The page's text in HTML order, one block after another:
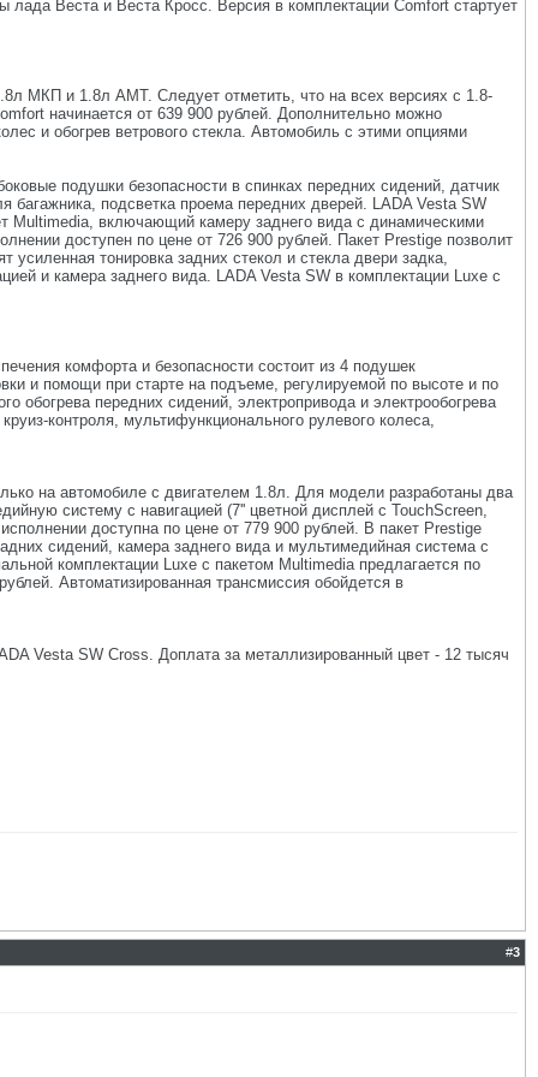
Веста и Веста Кросс. Версия в комплектации Comfort стартует
МКП и 1.8л АМТ. Следует отметить, что на всех версиях с 1.8-
начинается от 639 900 рублей. Дополнительно можно
и обогрев ветрового стекла. Автомобиль с этими опциями
подушки безопасности в спинках передних сидений, датчик
багажника, подсветка проема передних дверей. LADA Vesta SW
Multimedia, включающий камеру заднего вида с динамическими
доступен по цене от 726 900 рублей. Пакет Prestige позволит
тонировка задних стекол и стекла двери задка,
и камера заднего вида. LADA Vesta SW в комплектации Luxe с
комфорта и безопасности состоит из 4 подушек
и помощи при старте на подъеме, регулируемой по высоте и по
обогрева передних сидений, электропривода и электрообогрева
контроля, мультифункционального рулевого колеса,
на автомобиле с двигателем 1.8л. Для модели разработаны два
систему с навигацией (7'' цветной дисплей с TouchScreen,
доступна по цене от 779 900 рублей. В пакет Prestige
сидений, камера заднего вида и мультимедийная система с
комплектации Luxe с пакетом Multimedia предлагается по
Автоматизированная трансмиссия обойдется в
Vesta SW Cross. Доплата за металлизированный цвет - 12 тысяч
#3